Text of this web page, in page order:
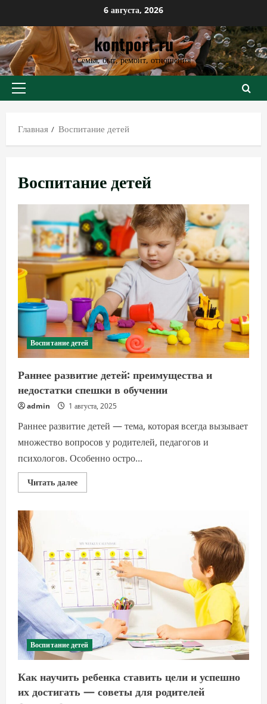
к
содержимому
6 августа, 2026
kontport.ru
Семья, быт, ремонт, отношения
Основное
Главная
Воспитание детей
Воспитание детей
Воспитание детей
Раннее развитие детей: преимущества и
недостатки спешки в обучении
admin 1 августа, 2025
Раннее развитие детей — тема, которая всегда вызывает
множество вопросов у родителей, педагогов и
психологов. Особенно остро...
Читать далееПрочитать
больше
и
недостатки
спешки
обучении
Воспитание детей
Как научить ребенка ставить цели и успешно
их достигать — советы для родителей